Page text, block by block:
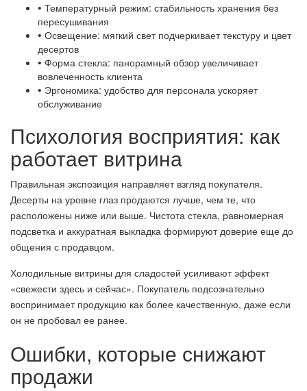
• Температурный режим: стабильность хранения без
пересушивания
• Освещение: мягкий свет подчеркивает текстуру и цвет
десертов
• Форма стекла: панорамный обзор увеличивает
вовлеченность клиента
• Эргономика: удобство для персонала ускоряет
обслуживание
Психология восприятия: как
работает витрина
Правильная экспозиция направляет взгляд покупателя.
Десерты на уровне глаз продаются лучше, чем те, что
расположены ниже или выше. Чистота стекла, равномерная
подсветка и аккуратная выкладка формируют доверие еще до
общения с продавцом.
Холодильные витрины для сладостей усиливают эффект
«свежести здесь и сейчас». Покупатель подсознательно
воспринимает продукцию как более качественную, даже если
он не пробовал ее ранее.
Ошибки, которые снижают
продажи